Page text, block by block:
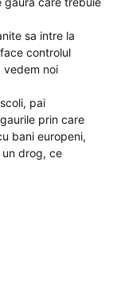
sa intre la
controlul
vedem noi
pai
prin care
bani europeni,
drog, ce